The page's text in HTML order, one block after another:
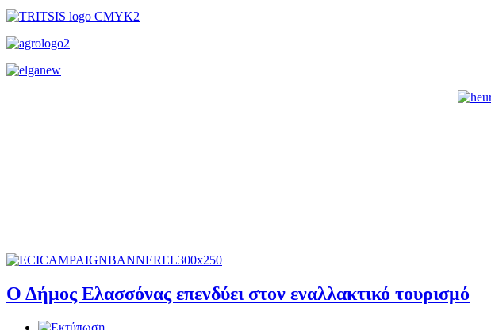
Ο Δήμος Ελασσόνας επενδύει στον εναλλακτικό τουρισμό